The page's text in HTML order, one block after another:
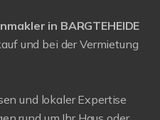
in BARGTEHEIDE
und bei der Vermietung
und lokaler Expertise